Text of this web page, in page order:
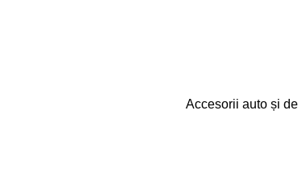
Accesorii auto și de